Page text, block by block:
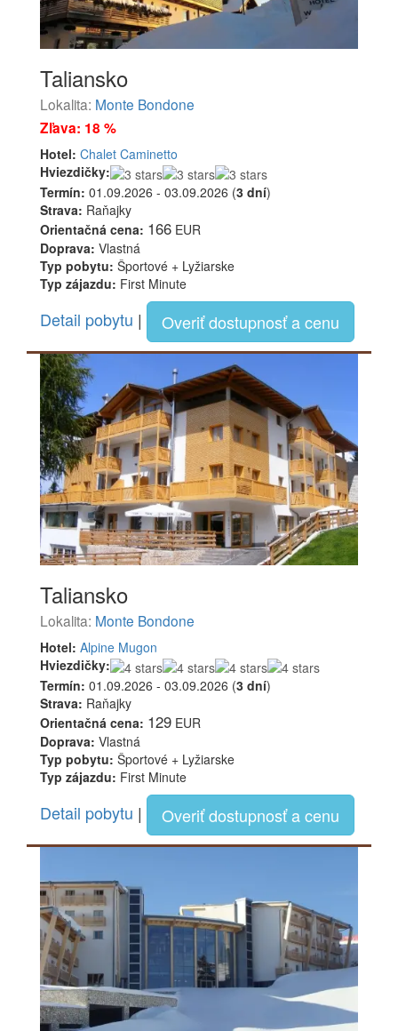
Taliansko
Lokalita: Monte Bondone
Zľava: 18 %
Hotel: Chalet Caminetto
Hviezdičky:
Termín: 01.09.2026 - 03.09.2026 (3 dní)
Strava: Raňajky
Orientačná cena: 166 EUR
Doprava: Vlastná
Typ pobytu: Športové + Lyžiarske
Typ zájazdu: First Minute
Detail pobytu | Overiť dostupnosť a cenu
Taliansko
Lokalita: Monte Bondone
Hotel: Alpine Mugon
Hviezdičky:
Termín: 01.09.2026 - 03.09.2026 (3 dní)
Strava: Raňajky
Orientačná cena: 129 EUR
Doprava: Vlastná
Typ pobytu: Športové + Lyžiarske
Typ zájazdu: First Minute
Detail pobytu | Overiť dostupnosť a cenu